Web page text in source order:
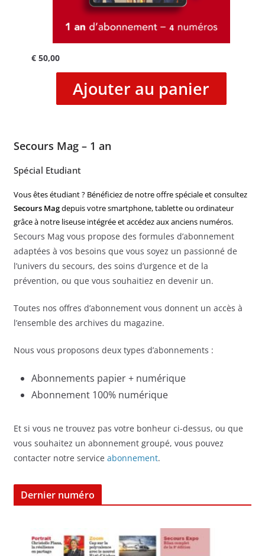
€50,00
Ajouter au panier
Secours Mag – 1 an
Spécial Etudiant
Vous êtes étudiant ? Bénéficiez de notre offre spéciale et consultez
Secours Magdepuis votre smartphone, tablette ou ordinateur
grâce à notre liseuse intégrée et accédez aux anciens numéros.
Secours Mag vous propose des formules d’abonnement
adaptées à vos besoins que vous soyez un passionné de
l’univers du secours, des soins d’urgence et de la
prévention, ou que vous souhaitiez en devenir un.
Toutes nos offres d’abonnement vous donnent un accès à
l’ensemble des archives du magazine.
Nous vous proposons deux types d’abonnements :
Abonnements papier + numérique
Abonnement 100% numérique
Et si vous ne trouvez pas votre bonheur ci-dessus, ou que
vous souhaitez un abonnement groupé, vous pouvez
contacter notre service abonnement.
Dernier numéro